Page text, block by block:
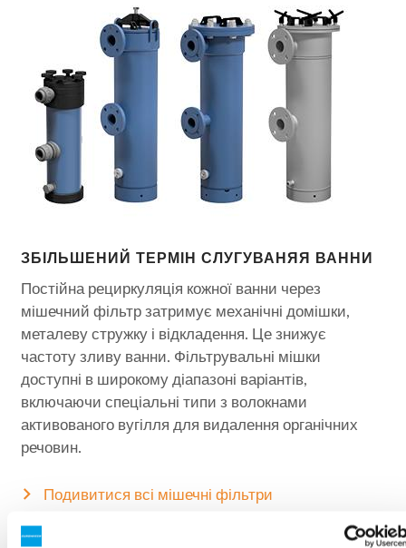
ЗБІЛЬШЕНИЙ ТЕРМІН СЛУГУВАНЯЯ ВАННИ
Постійна рециркуляція кожної ванни через
мішечний фільтр затримує механічні домішки,
металеву стружку і відкладення. Це знижує
частоту зливу ванни. Фільтрувальні мішки
доступні в широкому діапазоні варіантів,
включаючи спеціальні типи з волокнами
активованого вугілля для видалення органічних
речовин.
Подивитися всі мішечні фільтри